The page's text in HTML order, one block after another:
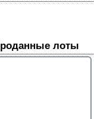
Проданные лоты